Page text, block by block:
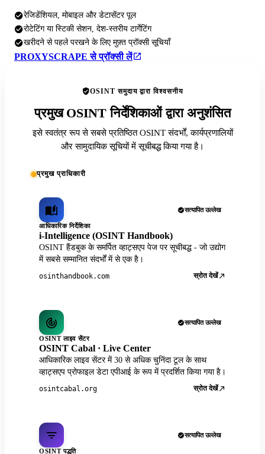
रेजिडेंशियल, मोबाइल और डेटासेंटर पूल
रोटेटिंग या स्टिकी सेशन, देश-स्तरीय टार्गेटिंग
खरीदने से पहले परखने के लिए मुफ़्त प्रॉक्सी सूचियाँ
PROXYSCRAPE से प्रॉक्सी लें
OSINT समुदाय द्वारा विश्वसनीय
प्रमुख OSINT निर्देशिकाओं द्वारा अनुशंसित
इसे स्वतंत्र रूप से सबसे प्रतिष्ठित OSINT संदर्भों, कार्यप्रणालियों
और सामुदायिक सूचियों में सूचीबद्ध किया गया है।
प्रमुख प्राधिकारी
सत्यापित उल्लेख
आधिकारिक निर्देशिका
i-Intelligence (OSINT Handbook)
OSINT हैंडबुक के समर्पित व्हाट्सएप पेज पर सूचीबद्ध - जो उद्योग
में सबसे सम्मानित संदर्भों में से एक है।
osinthandbook.com स्रोत देखें
सत्यापित उल्लेख
OSINT लाइव सेंटर
OSINT Cabal · Live Center
आधिकारिक लाइव सेंटर में 30 से अधिक चुनिंदा टूल के साथ
व्हाट्सएप प्रोफाइल डेटा एपीआई के रूप में प्रदर्शित किया गया है।
osintcabal.org स्रोत देखें
सत्यापित उल्लेख
OSINT पद्धति